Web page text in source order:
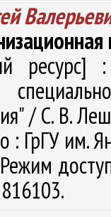
ресурс]
/ С. В.
: ГрГУ им.
Режим